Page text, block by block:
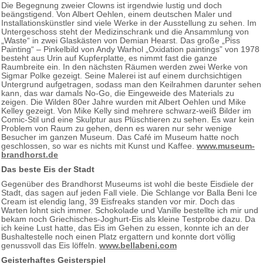
Die Begegnung zweier Clowns ist irgendwie lustig und doch
beängstigend. Von Albert Oehlen, einem deutschen Maler und
Installationskünstler sind viele Werke in der Ausstellung zu sehen. Im
Untergeschoss steht der Medizinschrank und die Ansammlung von
„Waste“ in zwei Glaskästen von Demian Hearst. Das große „Piss
Painting“ – Pinkelbild von Andy Warhol „Oxidation paintings” von 1978
besteht aus Urin auf Kupferplatte, es nimmt fast die ganze
Raumbreite ein. In den nächsten Räumen werden zwei Werke von
Sigmar Polke gezeigt. Seine Malerei ist auf einem durchsichtigen
Untergrund aufgetragen, sodass man den Keilrahmen darunter sehen
kann, das war damals No-Go, die Eingeweide des Materials zu
zeigen. Die Wilden 80er Jahre wurden mit Albert Oehlen und Mike
Kelley gezeigt. Von Mike Kelly sind mehrere schwarz-weiß Bilder im
Comic-Stil und eine Skulptur aus Plüschtieren zu sehen. Es war kein
Problem von Raum zu gehen, denn es waren nur sehr wenige
Besucher im ganzen Museum. Das Café im Museum hatte noch
geschlossen, so war es nichts mit Kunst und Kaffee. www.museum-
brandhorst.de
Das beste Eis der Stadt
Gegenüber des Brandhorst Museums ist wohl die beste Eisdiele der
Stadt, das sagen auf jeden Fall viele. Die Schlange vor Balla Beni Ice
Cream ist elendig lang, 39 Eisfreaks standen vor mir. Doch das
Warten lohnt sich immer. Schokolade und Vanille bestellte ich mir und
bekam noch Griechisches-Joghurt-Eis als kleine Testprobe dazu. Da
ich keine Lust hatte, das Eis im Gehen zu essen, konnte ich an der
Bushaltestelle noch einen Platz ergattern und konnte dort völlig
genussvoll das Eis löffeln. www.bellabeni.com
Geisterhaftes Geisterspiel